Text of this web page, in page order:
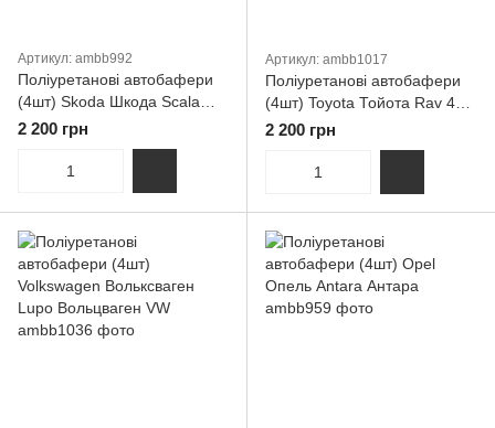
Артикул: ambb992
Поліуретанові автобафери
(4шт) Skoda Шкода Scala
Скала
2 200 грн
Артикул: ambb1017
Поліуретанові автобафери
(4шт) Toyota Тойота Rav 4
Рів 4 2005 — 2016
2 200 грн